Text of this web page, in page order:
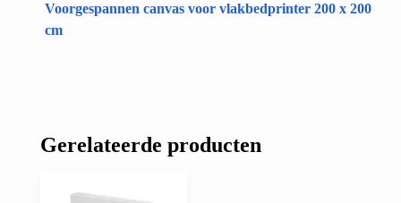
Voorgespannen canvas voor vlakbedprinter 200 x 200
cm
Gerelateerde producten